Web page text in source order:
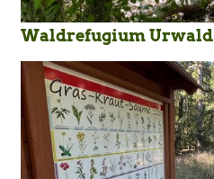
Waldrefugium Urwald